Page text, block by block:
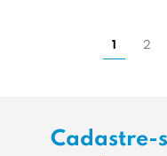
1 2
Cadastre-